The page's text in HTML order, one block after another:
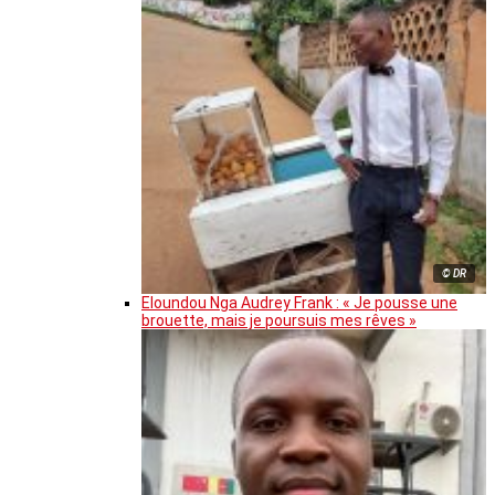
© DR
Eloundou Nga Audrey Frank : « Je pousse une
brouette, mais je poursuis mes rêves »